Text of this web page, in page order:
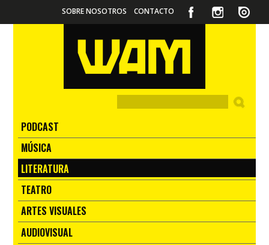
SOBRE NOSOTROS CONTACTO
PODCAST
MÚSICA
LITERATURA
TEATRO
ARTES VISUALES
AUDIOVISUAL